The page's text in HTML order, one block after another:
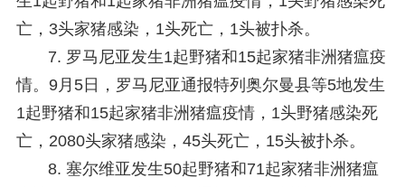
亡，3头家猪感染，1头死亡，1头被扑杀。
7. 罗马尼亚发生1起野猪和15起家猪非洲猪瘟疫
情。 9月5日，罗马尼亚通报特列奥尔曼县等5地发生
1起野猪和15起家猪非洲猪瘟疫情，1头野猪感染死
亡，2080头家猪感染，45头死亡，15头被扑杀。
8. 塞尔维亚发生50起野猪和71起家猪非洲猪瘟